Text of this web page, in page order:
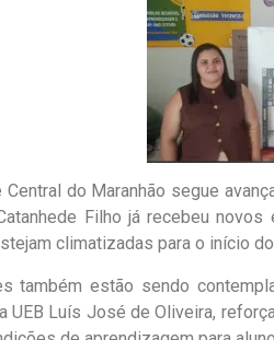
do Maranhão segue
Filho já recebeu
climatizadas para o início
também estão sendo
UEB Luís José de Oliveira,